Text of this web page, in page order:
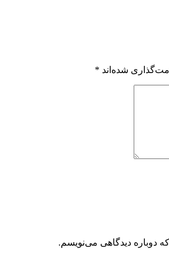
شده‌اند *
دوباره دیدگاهی می‌نویسم.